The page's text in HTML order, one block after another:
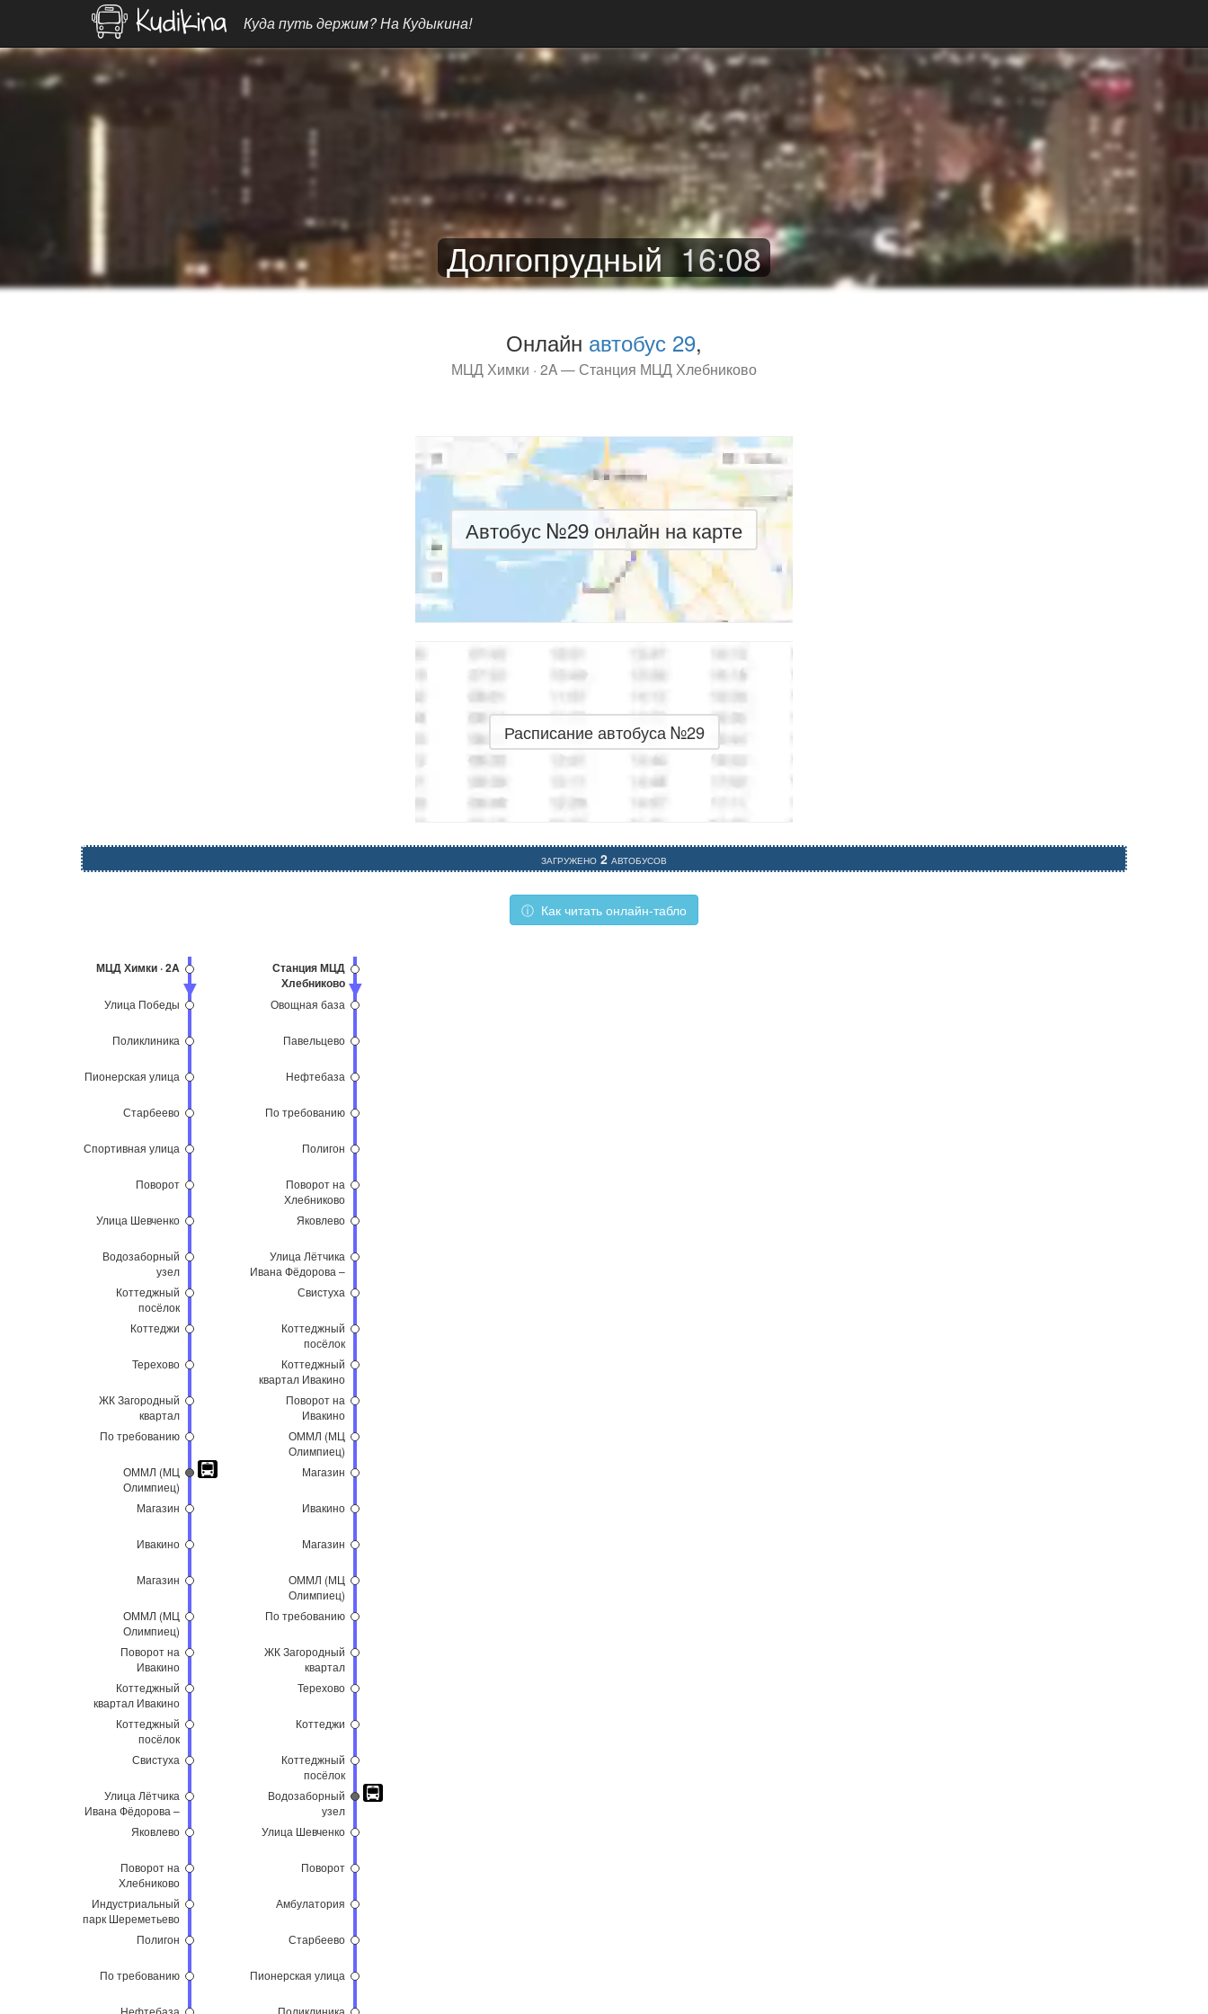
Куда путь держим? На Кудыкина!
Долгопрудный 16:08
Онлайн автобус 29,
МЦД Химки · 2A — Станция МЦД Хлебниково
Автобус №29 онлайн на карте
Расписание автобуса №29
Загружено 2 автобусов
МЦД Химки · 2A
Улица Победы
Поликлиника
Пионерская улица
Старбеево
Спортивная улица
Поворот
Улица Шевченко
Водозаборный
узел
Коттеджный
посёлок
Коттеджи
Терехово
ЖК Загородный
квартал
По требованию
ОММЛ (МЦ
Олимпиец)
Магазин
Ивакино
Магазин
ОММЛ (МЦ
Олимпиец)
Поворот на
Ивакино
Коттеджный
квартал Ивакино
Коттеджный
посёлок
Свистуха
Улица Лётчика
Ивана Фёдорова –
Набережных
Яковлево
Поворот на
Хлебниково
Индустриальный
парк Шереметьево
Полигон
По требованию
Нефтебаза
Станция МЦД
Хлебниково
Овощная база
Павельцево
Нефтебаза
По требованию
Полигон
Поворот на
Хлебниково
Яковлево
Улица Лётчика
Ивана Фёдорова –
Набережных
Свистуха
Коттеджный
посёлок
Коттеджный
квартал Ивакино
Поворот на
Ивакино
ОММЛ (МЦ
Олимпиец)
Магазин
Ивакино
Магазин
ОММЛ (МЦ
Олимпиец)
По требованию
ЖК Загородный
квартал
Терехово
Коттеджи
Коттеджный
посёлок
Водозаборный
узел
Улица Шевченко
Поворот
Амбулатория
Старбеево
Пионерская улица
Поликлиника